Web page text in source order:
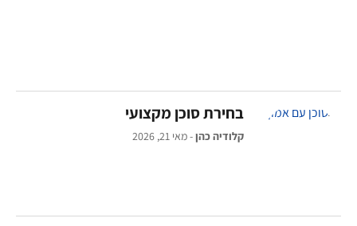
בחירת סוכן מקצועי
קלודיה כהן מאי 21, 2026